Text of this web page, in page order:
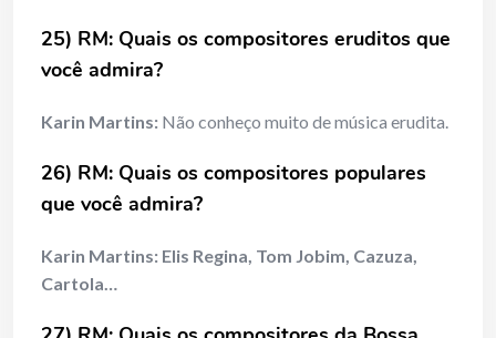
25) RM: Quais os compositores eruditos que
você admira?
Karin Martins: Não conheço muito de música erudita.
26) RM: Quais os compositores populares
que você admira?
Karin Martins: Elis Regina, Tom Jobim, Cazuza,
Cartola…